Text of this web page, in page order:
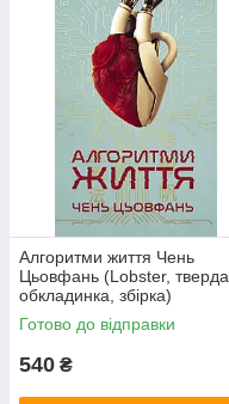
Алгоритми життя Чень
Цьовфань (Lobster, тверда
обкладинка, збірка)
Готово до відправки
540 ₴